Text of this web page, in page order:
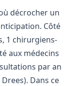
décrocher un
Côté
1 chirurgiens-
aux médecins
par an
Dans ce